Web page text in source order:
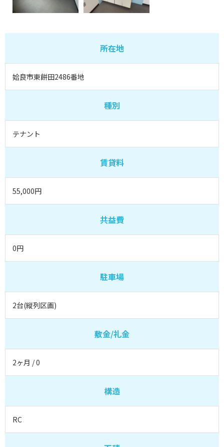
所在地
姶良市東餅田2486番地
種別
テナント
賃貸料
55,000円
共益費
0円
駐車場
2台(縦列区画)
敷金/礼金
2ヶ月 / 0
構造
RC